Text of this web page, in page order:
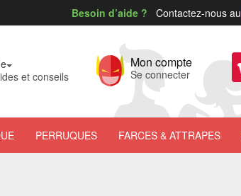
Besoin d’aide ? Contactez-nous au
et conseils
Mon compte
Se connecter
PERRUQUES FARCES & ATTRAPES